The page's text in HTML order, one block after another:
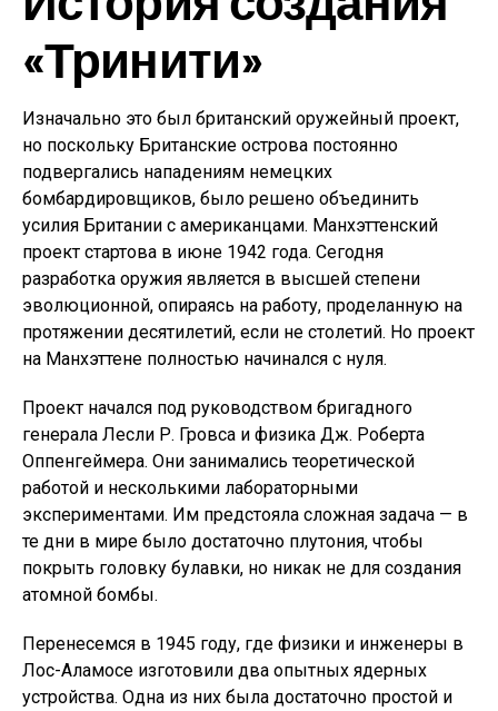
«Тринити»
Изначально это был британский оружейный проект,
но поскольку Британские острова постоянно
подвергались нападениям немецких
бомбардировщиков, было решено объединить
усилия Британии с американцами. Манхэттенский
проект стартова в июне 1942 года. Сегодня
разработка оружия является в высшей степени
эволюционной, опираясь на работу, проделанную на
протяжении десятилетий, если не столетий. Но проект
на Манхэттене полностью начинался с нуля.
Проект начался под руководством бригадного
генерала Лесли Р. Гровса и физика Дж. Роберта
Оппенгеймера. Они занимались теоретической
работой и несколькими лабораторными
экспериментами. Им предстояла сложная задача — в
те дни в мире было достаточно плутония, чтобы
покрыть головку булавки, но никак не для создания
атомной бомбы.
Перенесемся в 1945 году, где физики и инженеры в
Лос-Аламосе изготовили два опытных ядерных
устройства. Одна из них была достаточно простой и